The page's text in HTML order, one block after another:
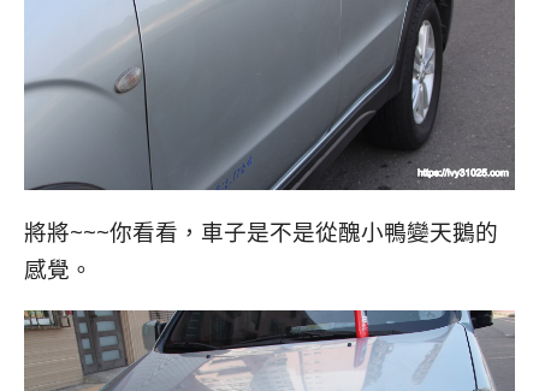
將將~~~你看看，車子是不是從醜小鴨變天鵝的
感覺。